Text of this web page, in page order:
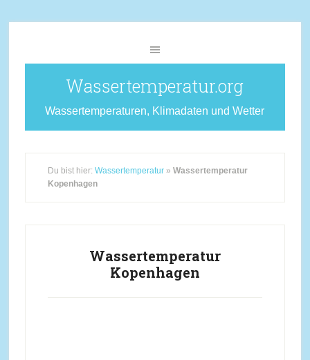
Wassertemperatur.org
Wassertemperaturen, Klimadaten und Wetter
Du bist hier: Wassertemperatur» Wassertemperatur
Kopenhagen
Wassertemperatur
Kopenhagen